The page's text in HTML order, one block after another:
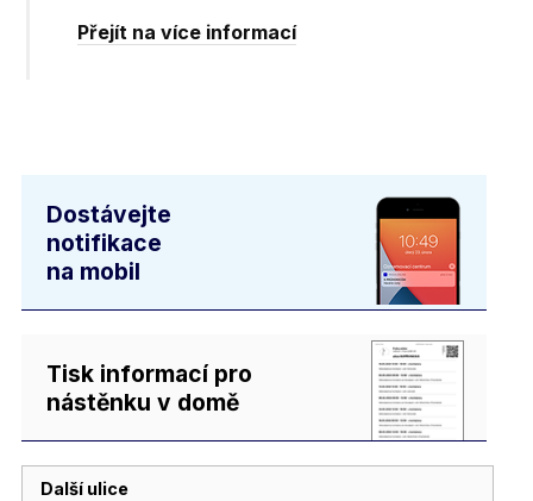
Přejít na více informací
Dostávejte
notifikace
na mobil
Tisk informací pro
nástěnku v domě
Další ulice